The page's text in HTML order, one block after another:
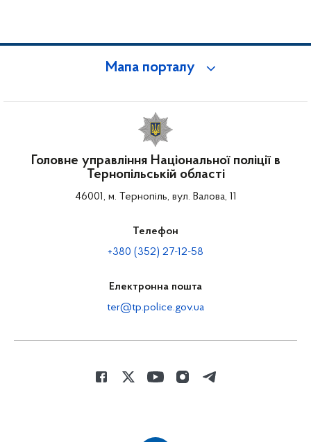
Мапа порталу
Головне управління Національної поліції в
Тернопільській області
46001, м. Тернопіль, вул. Валова, 11
Телефон
+380 (352) 27-12-58
Електронна пошта
ter@tp.police.gov.ua